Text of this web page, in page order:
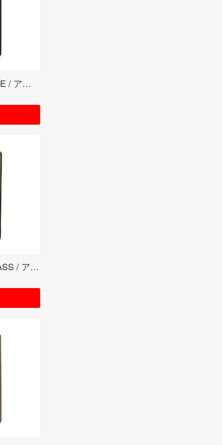
ARMOR PLATINUM PLATE / アーマー プラチナプレート
ARMOR BRUASHED BRASS / アーマー ブラスサテーナ